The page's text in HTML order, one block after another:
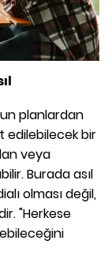
planlardan
edilebilecek bir
veya
Burada asıl
olması değil,
"Herkese